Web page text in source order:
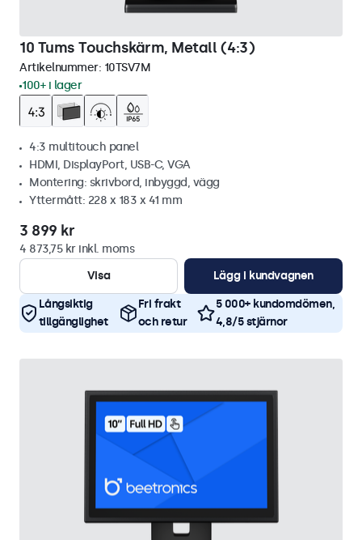
10 Tums Touchskärm, Metall (4:3)
Artikelnummer: 10TSV7M
100+ i lager
4:3 multitouch panel
HDMI, DisplayPort, USB-C, VGA
Montering: skrivbord, inbyggd, vägg
Yttermått: 228 x 183 x 41 mm
3 899 kr
4 873,75 kr inkl. moms
Visa
Lägg i kundvagnen
Långsiktig
tillgänglighet
Fri frakt
och retur
5 000+ kundomdömen,
4,8/5 stjärnor